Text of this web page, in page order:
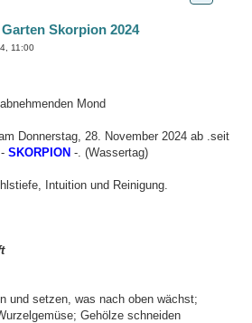
Skorpion 2024
11:00
Mond
Donnerstag, 28. November 2024 ab .seit
SKORPION -. (Wassertag)
Intuition und Reinigung.
und setzen, was nach oben wächst;
Gehölze schneiden